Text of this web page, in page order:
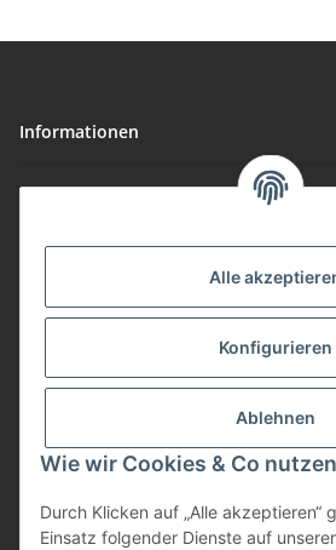
Alle
Konfigurieren
Ablehnen
Wie wir Cookies & Co nutzen
Durch Klicken auf „Alle akzeptieren“
Einsatz folgender Dienste auf
Informationen
Gute Preis/Leistung
viele Zahlungsarten
Günstige Versandkosten
Zahlungsarten